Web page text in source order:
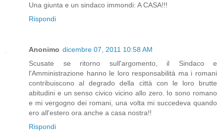
Una giunta e un sindaco immondi: A CASA!!!
Rispondi
Anonimo dicembre 07, 2011 10:58 AM
Scusate se ritorno sull'argomento, il Sindaco e
l'Amministrazione hanno le loro responsabilità ma i romani
contribuiscono al degrado della città con le loro brutte
abitudini e un senso civico vicino allo zero. Io sono romano
e mi vergogno dei romani, una volta mi succedeva quando
ero all'estero ora anche a casa nostra!!
Rispondi